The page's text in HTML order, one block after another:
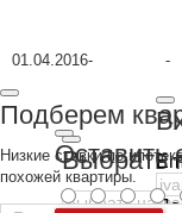
Выбрать
01.04.2016- -
Подберем
Низкие ставки по
похожей квартиры.
Оставить